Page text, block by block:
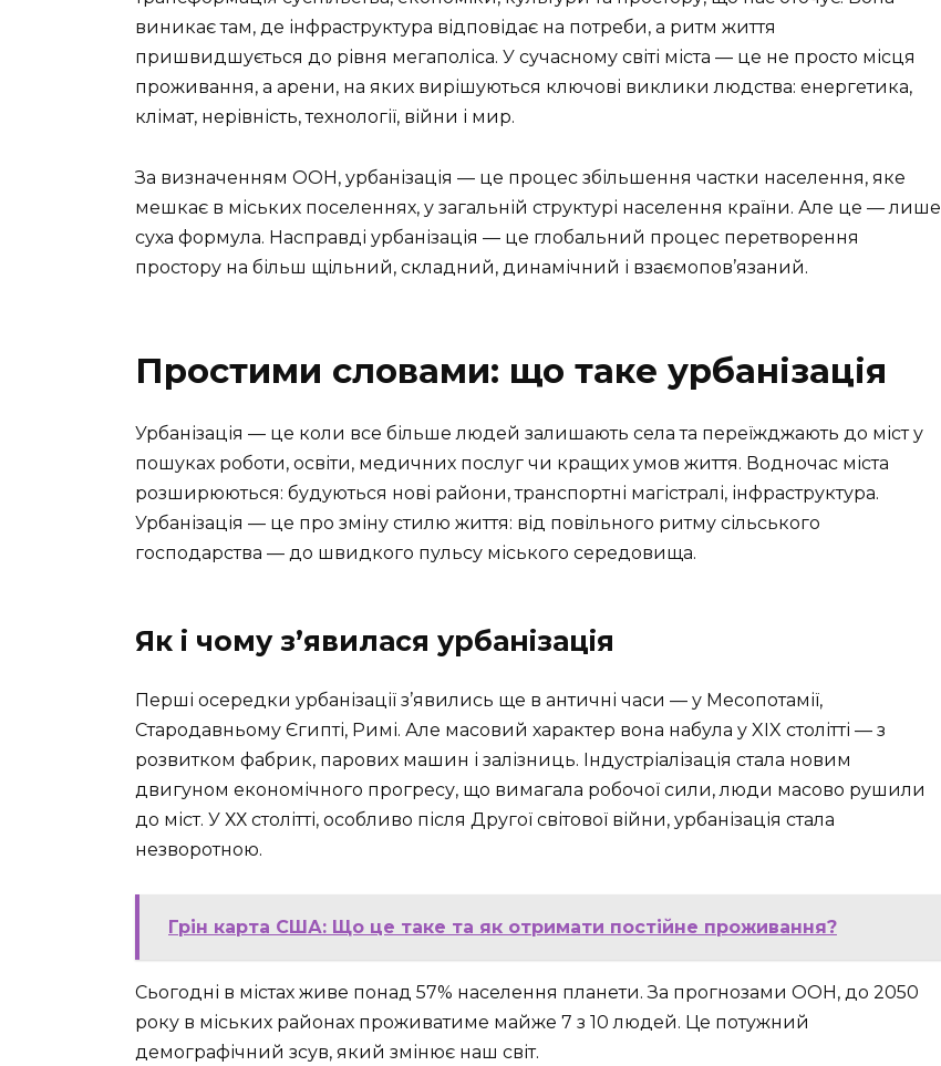
виникає там, де інфраструктура відповідає на потреби, а ритм життя
пришвидшується до рівня мегаполіса. У сучасному світі міста — це не просто місця
проживання, а арени, на яких вирішуються ключові виклики людства: енергетика,
клімат, нерівність, технології, війни і мир.
За визначенням ООН, урбанізація — це процес збільшення частки населення, яке
мешкає в міських поселеннях, у загальній структурі населення країни. Але це — лише
суха формула. Насправді урбанізація — це глобальний процес перетворення
простору на більш щільний, складний, динамічний і взаємопов’язаний.
Простими словами: що таке урбанізація
Урбанізація — це коли все більше людей залишають села та переїжджають до міст у
пошуках роботи, освіти, медичних послуг чи кращих умов життя. Водночас міста
розширюються: будуються нові райони, транспортні магістралі, інфраструктура.
Урбанізація — це про зміну стилю життя: від повільного ритму сільського
господарства — до швидкого пульсу міського середовища.
Як і чому з’явилася урбанізація
Перші осередки урбанізації з’явились ще в античні часи — у Месопотамії,
Стародавньому Єгипті, Римі. Але масовий характер вона набула у XIX столітті — з
розвитком фабрик, парових машин і залізниць. Індустріалізація стала новим
двигуном економічного прогресу, що вимагала робочої сили, люди масово рушили
до міст. У ХХ столітті, особливо після Другої світової війни, урбанізація стала
незворотною.
Грін карта США: Що це таке та як отримати постійне проживання?
Сьогодні в містах живе понад 57% населення планети. За прогнозами ООН, до 2050
року в міських районах проживатиме майже 7 з 10 людей. Це потужний
демографічний зсув, який змінює наш світ.